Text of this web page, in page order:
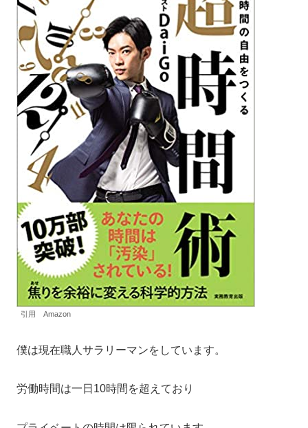
引用 Amazon
僕は現在職人サラリーマンをしています。
労働時間は一日10時間を超えており